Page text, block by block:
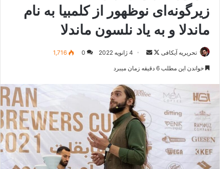
زیرگونه‌ای نوظهور از کلمبیا به نام
ماندلا و به یاد نلسون ماندلا
تحریریه آیکافی
F
w
o
X
ا
ی
م
ل
4 ژانویه 2022 0
1,716
خواندن این مطلب 6 دقیقه زمان میبرد